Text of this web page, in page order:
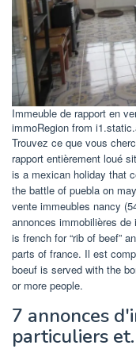
Immeuble de rapport en
immoRegion from
Trouvez ce que vous
rapport entièrement loué
is a mexican holiday that
the battle of puebla on
vente immeubles nancy
annonces immobilières
is french for “rib of beef”
parts of france. Il est
boeuf is served with the
or more people.
7 annonces
particuliers et.